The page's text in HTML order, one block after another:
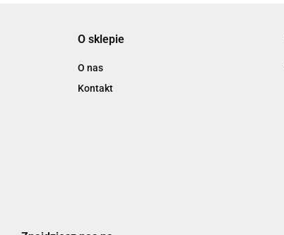
O sklepie
O nas
Kontakt